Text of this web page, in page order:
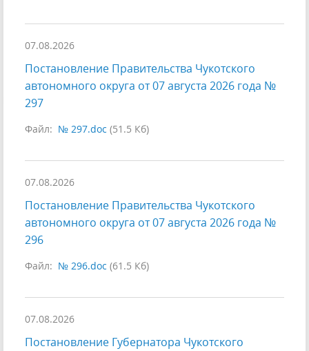
07.08.2026
Постановление Правительства Чукотского
автономного округа от 07 августа 2026 года №
297
Файл: № 297.doc (51.5 Кб)
07.08.2026
Постановление Правительства Чукотского
автономного округа от 07 августа 2026 года №
296
Файл: № 296.doc (61.5 Кб)
07.08.2026
Постановление Губернатора Чукотского